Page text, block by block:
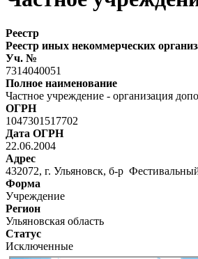
Реестр
Реестр иных некоммерческих
Уч. №
7314040051
Полное наименование
Частное учреждение - организация
ОГРН
1047301517702
Дата ОГРН
22.06.2004
Адрес
432072, г. Ульяновск, б-р
Форма
Учреждение
Регион
Ульяновская область
Статус
Исключенные